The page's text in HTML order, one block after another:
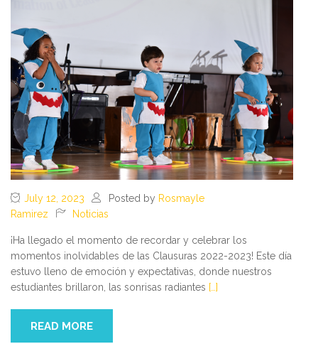
July 12, 2023 Posted by Rosmayle
Ramirez
Noticias
¡Ha llegado el momento de recordar y celebrar los
momentos inolvidables de las Clausuras 2022-2023! Este día
estuvo lleno de emoción y expectativas, donde nuestros
estudiantes brillaron, las sonrisas radiantes […]
READ MORE